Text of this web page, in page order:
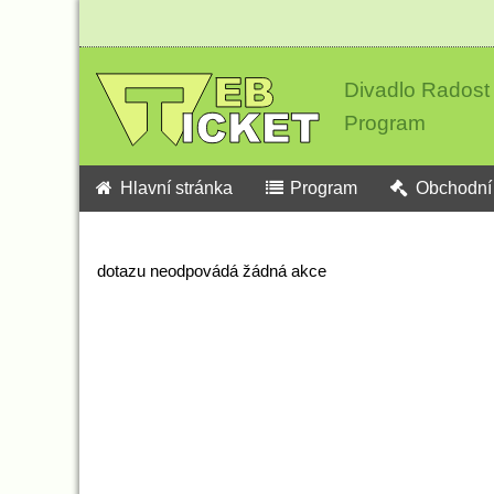
Divadlo Radost
Program
Hlavní stránka Program
dotazu neodpovádá žádná akce